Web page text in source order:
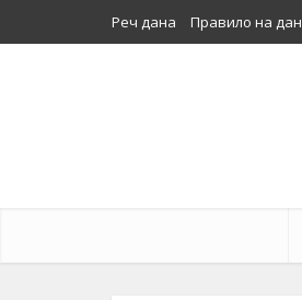
Реч дана Правило на дан